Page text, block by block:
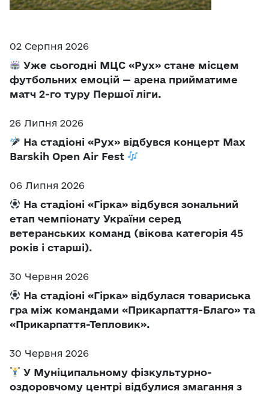
02 Серпня 2026
Уже сьогодні МЦС «Рух» стане місцем
футбольних емоцій — арена прийматиме
матч 2-го туру Першої ліги.
26 Липня 2026
На стадіоні «Рух» відбувся концерт Max
Barskih Open Air Fest
06 Липня 2026
На стадіоні «Гірка» відбувся зональний
етап чемпіонату України серед
ветеранських команд (вікова категорія 45
років і старші).
30 Червня 2026
На стадіоні «Гірка» відбулася товариська
гра між командами «Прикарпаття-Благо» та
«Прикарпаття-Тепловик».
30 Червня 2026
У Муніципальному фізкультурно-
оздоровчому центрі відбулися змагання з